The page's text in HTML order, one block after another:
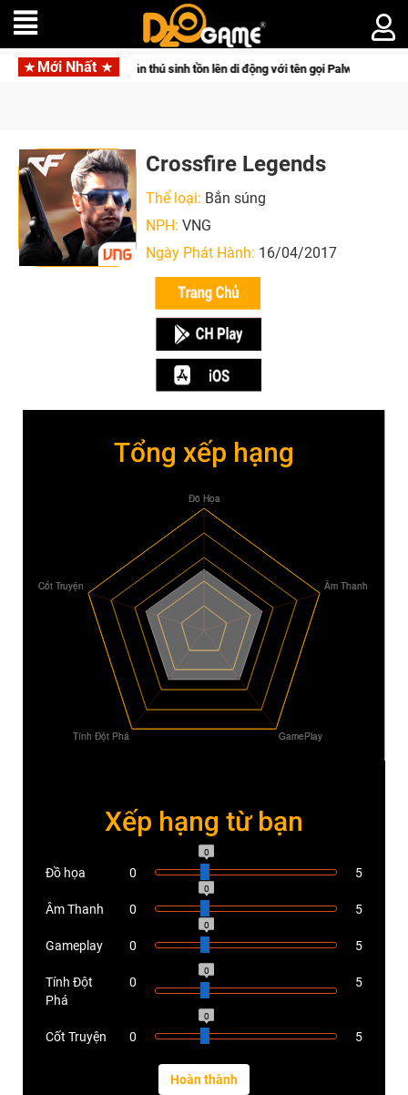
Mới Nhất
Online Gia Nhập Closed Beta Norse Saga: Cửu Giới
Crossfire Legends
Thể loại: Bắn súng
NPH: VNG
Ngày Phát Hành: 16/04/2017
Tổng xếp hạng
Xếp hạng từ bạn
Đồ họa 0 5
Âm Thanh 0 5
Gameplay 0 5
Tính Đột
Phá
0 5
Cốt Truyện 0 5